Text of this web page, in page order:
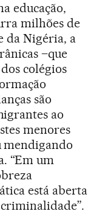
educação,
milhões de
da Nigéria, a
–que
colégios
são
ao
menores
mendigando
“Em um
está aberta